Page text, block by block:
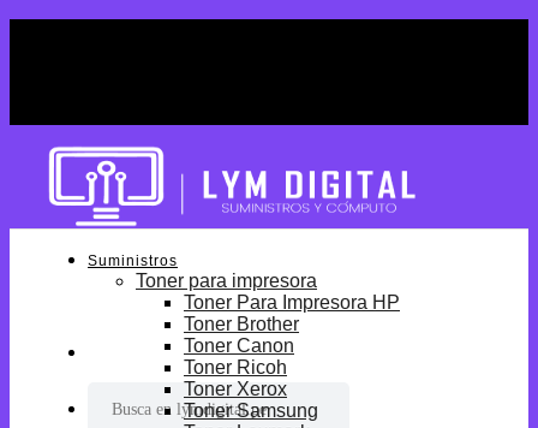
por:
Suministros
Toner para impresora
Toner Para Impresora HP
Toner Brother
Toner Canon
Toner Ricoh
Toner Xerox
Toner Samsung